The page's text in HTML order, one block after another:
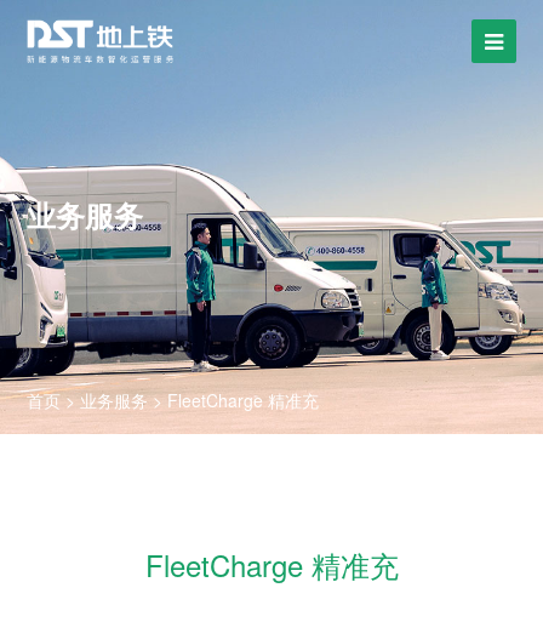
业务服务
首页 > 业务服务>FleetCharge 精准充
FleetCharge 精准充